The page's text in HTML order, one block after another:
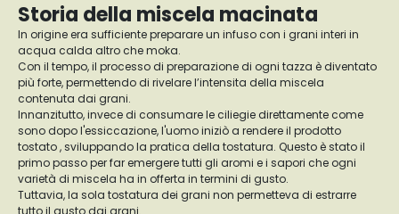
Storia della miscela macinata
In origine era sufficiente preparare un infuso con i grani interi in
acqua calda altro che moka.
Con il tempo, il processo di preparazione di ogni tazza è diventato
più forte, permettendo di rivelare l’intensita della miscela
contenuta dai grani.
Innanzitutto, invece di consumare le ciliegie direttamente come
sono dopo l'essiccazione, l'uomo iniziò a rendere il prodotto
tostato , sviluppando la pratica della tostatura. Questo è stato il
primo passo per far emergere tutti gli aromi e i sapori che ogni
varietà di miscela ha in offerta in termini di gusto.
Tuttavia, la sola tostatura dei grani non permetteva di estrarre
tutto il gusto dai grani.